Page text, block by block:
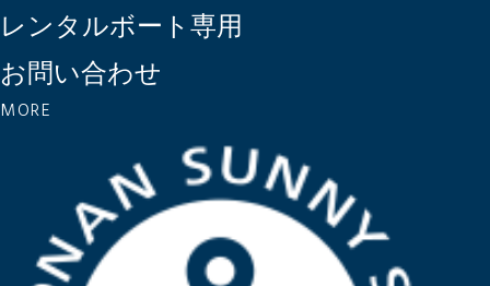
レンタルボート専用
お問い合わせ
MORE